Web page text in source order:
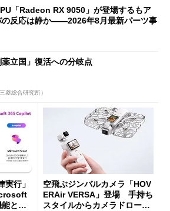
「Radeon RX 9050」が登場するもア
の反応は静か――2026年8月最新パーツ事
薬立国」復活への分岐点
菱総合研究所）
実行」
とエ
空飛ぶジンバルカメラ「HOV
ERAir VERSA」登場 手持ち
スタイルからカメラドローン